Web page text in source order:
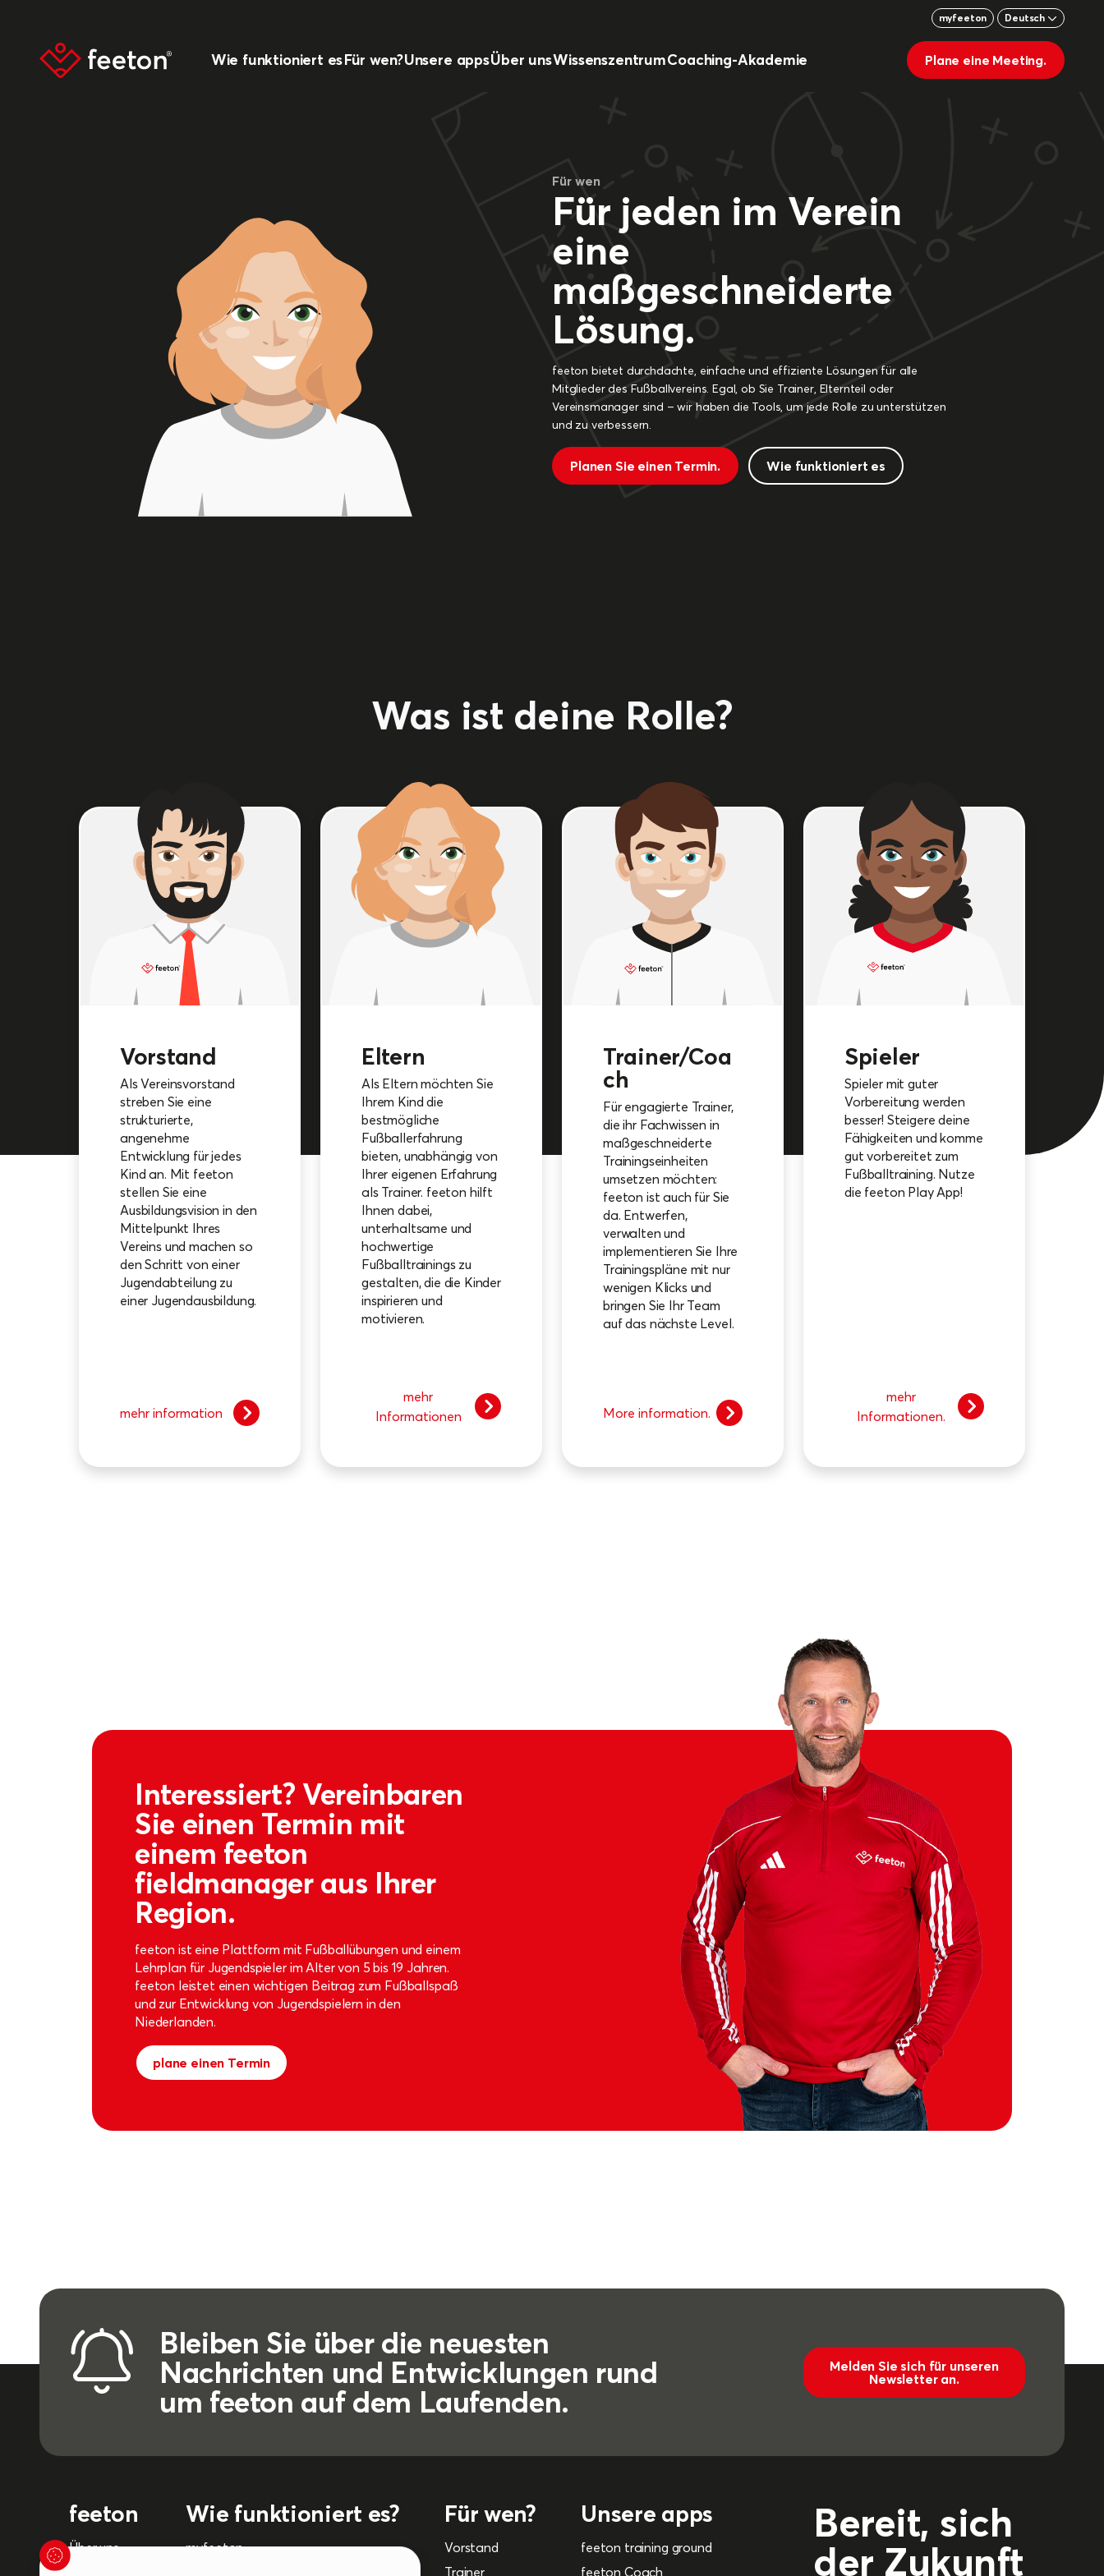
myfeeton Deutsch
Wie funktioniert esFür wen?Unsere appsÜber unsWissenszentrumCoaching-Akademie Plane eine Meeting.
Für wen
Für jeden im Verein
eine
maßgeschneiderte
Lösung.
feeton bietet durchdachte, einfache und effiziente Lösungen für alle
Mitglieder des Fußballvereins. Egal, ob Sie Trainer, Elternteil oder
Vereinsmanager sind – wir haben die Tools, um jede Rolle zu unterstützen
und zu verbessern.
Planen Sie einen Termin. Wie funktioniert es
Was ist deine Rolle?
Vorstand
Als Vereinsvorstand
streben Sie eine
strukturierte,
angenehme
Entwicklung für jedes
Kind an. Mit feeton
stellen Sie eine
Ausbildungsvision in den
Mittelpunkt Ihres
Vereins und machen so
den Schritt von einer
Jugendabteilung zu
einer Jugendausbildung.
mehr information
Eltern
Als Eltern möchten Sie
Ihrem Kind die
bestmögliche
Fußballerfahrung
bieten, unabhängig von
Ihrer eigenen Erfahrung
als Trainer. feeton hilft
Ihnen dabei,
unterhaltsame und
hochwertige
Fußballtrainings zu
gestalten, die die Kinder
inspirieren und
motivieren.
mehr
Informationen
Trainer/Coa
ch
Für engagierte Trainer,
die ihr Fachwissen in
maßgeschneiderte
Trainingseinheiten
umsetzen möchten:
feeton ist auch für Sie
da. Entwerfen,
verwalten und
implementieren Sie Ihre
Trainingspläne mit nur
wenigen Klicks und
bringen Sie Ihr Team
auf das nächste Level.
More information.
Spieler
Spieler mit guter
Vorbereitung werden
besser! Steigere deine
Fähigkeiten und komme
gut vorbereitet zum
Fußballtraining. Nutze
die feeton Play App!
mehr
Informationen.
Interessiert? Vereinbaren
Sie einen Termin mit
einem feeton
fieldmanager aus Ihrer
Region.
feeton ist eine Plattform mit Fußballübungen und einem
Lehrplan für Jugendspieler im Alter von 5 bis 19 Jahren.
feeton leistet einen wichtigen Beitrag zum Fußballspaß
und zur Entwicklung von Jugendspielern in den
Niederlanden.
plane einen Termin
Bleiben Sie über die neuesten
Nachrichten und Entwicklungen rund
um feeton auf dem Laufenden.
Melden Sie sich für unseren
Newsletter an.
feeton
Über uns
Wie funktioniert es?
myfeeton
Für wen?
Vorstand
Trainer
Unsere apps
feeton training ground
feeton Coach
Bereit, sich
der Zukunft